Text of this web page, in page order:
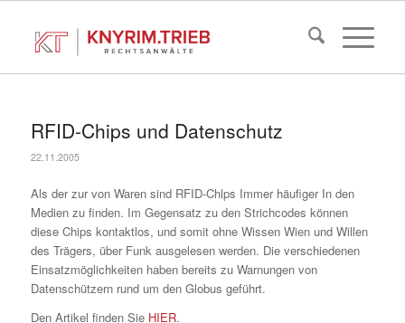
RFID-Chips und Datenschutz
22.11.2005
Als der zur von Waren sind RFID-Chlps Immer häufiger In den
Medien zu finden. Im Gegensatz zu den Strichcodes können
diese Chips kontaktlos, und somit ohne Wissen Wien und Willen
des Trägers, über Funk ausgelesen werden. Die verschiedenen
Einsatzmöglichkeiten haben bereits zu Warnungen von
Datenschützern rund um den Globus geführt.
Den Artikel finden Sie HIER.